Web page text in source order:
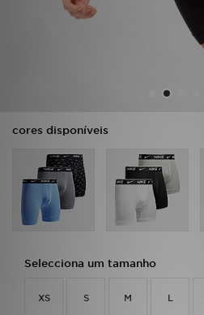
cores disponíveis
Selecciona um tamanho
XS S M L
FAZ DOWNLOAD DA APP
TRABALHA CONNOSCO